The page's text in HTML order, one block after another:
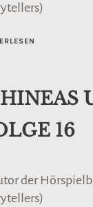
16
der